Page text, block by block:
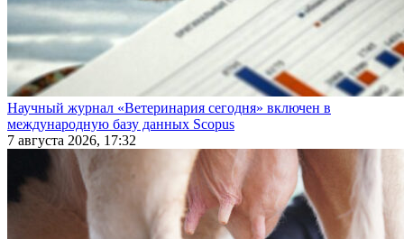
Научный журнал «Ветеринария сегодня» включен в
международную базу данных Scopus
7 августа 2026, 17:32